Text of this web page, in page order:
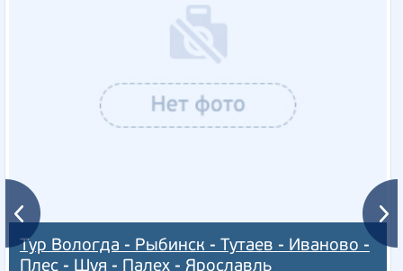
Тур Вологда - Рыбинск - Тутаев - Иваново -
Плес - Шуя - Палех - Ярославль